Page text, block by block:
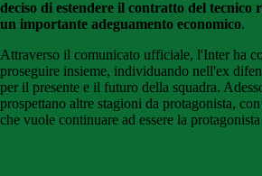
deciso di estendere il contratto del tecnico
un importante adeguamento economico.
Attraverso il comunicato ufficiale, l'Inter ha
proseguire insieme, individuando nell'ex
per il presente e il futuro della squadra.
prospettano altre stagioni da protagonista,
che vuole continuare ad essere la